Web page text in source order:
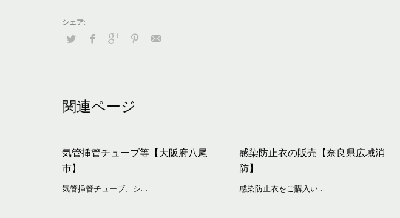
関連ページ
気管挿管チューブ等【大阪府八尾
市】
気管挿管チューブ、シ…
感染防止衣の販売【奈良県広域消
防】
感染防止衣をご購入い…